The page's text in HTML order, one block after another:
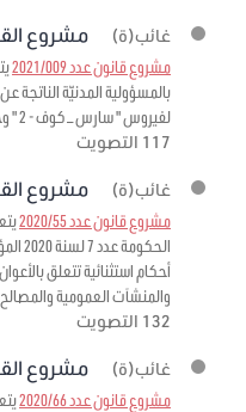
غائب(ة) مشروع القانون
مشروع قانون عدد 2021/009
بالمسؤولية المدنيّة الناتجة
لفيروس " سارس – كوف - 2 " وجبر الأضرار المُنجرّة عنه
117 التصويت
غائب(ة) مشروع القانون
مشروع قانون عدد 2020/55
أحكام استثنائية تتعلق
والمنشآت العمومية والمصالح
132 التصويت
غائب(ة) مشروع القانون
مشروع قانون عدد 2020/66